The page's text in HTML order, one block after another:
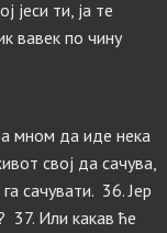
јеси ти, ја те
вавек по чину
мном да иде нека
свој да сачува,
сачувати. 36. Јер
37. Или какав ће